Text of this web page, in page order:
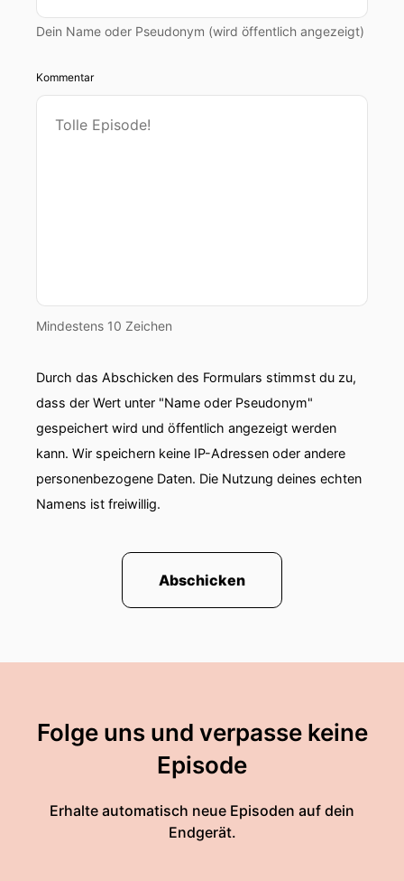
Dein Name oder Pseudonym (wird öffentlich angezeigt)
Kommentar
Mindestens 10 Zeichen
Durch das Abschicken des Formulars stimmst du zu,
dass der Wert unter "Name oder Pseudonym"
gespeichert wird und öffentlich angezeigt werden
kann. Wir speichern keine IP-Adressen oder andere
personenbezogene Daten. Die Nutzung deines echten
Namens ist freiwillig.
Abschicken
Folge uns und verpasse keine
Episode
Erhalte automatisch neue Episoden auf dein
Endgerät.